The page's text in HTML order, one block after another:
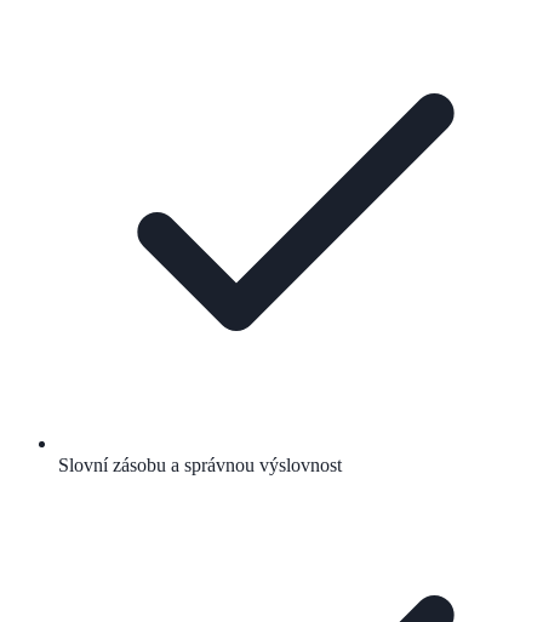
Slovní zásobu a správnou výslovnost